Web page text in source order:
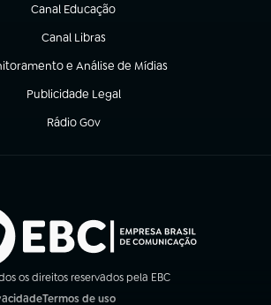
Canal Educação
(abre em nova aba)
Canal Libras
(abre em nova aba)
e Análise de Mídias
em nova aba)
Publicidade Legal
(abre em nova aba)
Rádio Gov
(abre em nova aba)
os direitos reservados pela EBC
Termos de uso